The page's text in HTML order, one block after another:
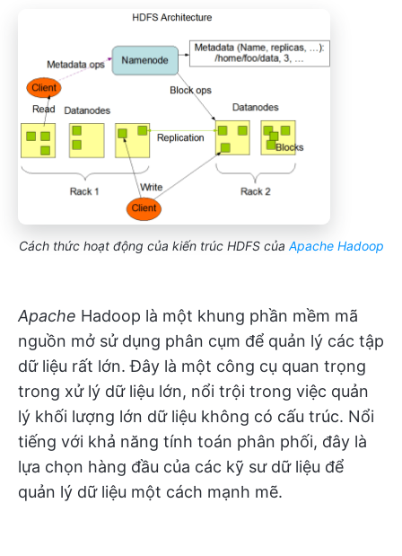
Cách thức hoạt động của kiến trúc HDFS của Apache Hadoop
Apache Hadoop là một khung phần mềm mã
nguồn mở sử dụng phân cụm để quản lý các tập
dữ liệu rất lớn. Đây là một công cụ quan trọng
trong xử lý dữ liệu lớn, nổi trội trong việc quản
lý khối lượng lớn dữ liệu không có cấu trúc. Nổi
tiếng với khả năng tính toán phân phối, đây là
lựa chọn hàng đầu của các kỹ sư dữ liệu để
quản lý dữ liệu một cách mạnh mẽ.